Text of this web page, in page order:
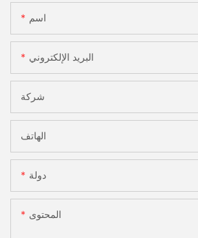
اسم
البريد الإلكتروني
شركة
الهاتف
دولة
المحتوى